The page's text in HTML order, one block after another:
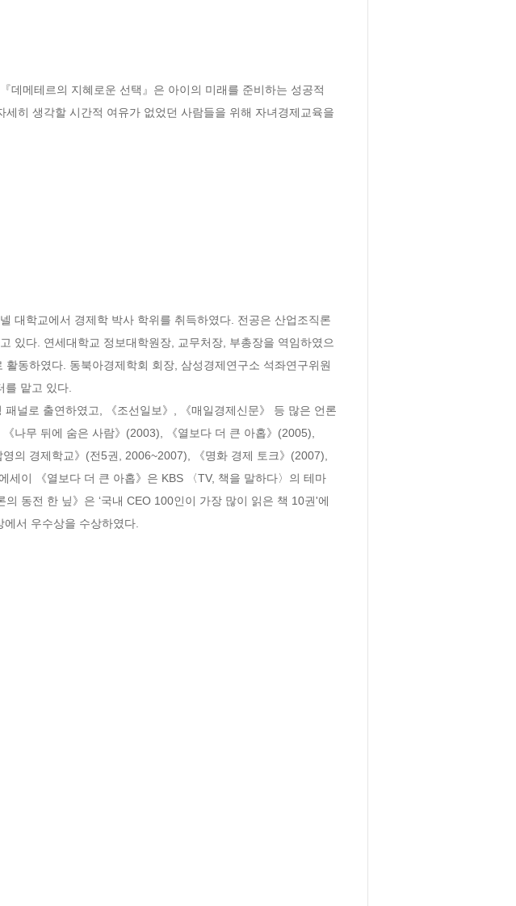
데메테르의 지혜로운 선택』은 아이의 미래를 준비하는 성공적
히 생각할 시간적 여유가 없었던 사람들을 위해 자녀경제교육을
대학교에서 경제학 박사 학위를 취득하였다. 전공은 산업조직론
있다. 연세대학교 정보대학원장, 교무처장, 부총장을 역임하였으
동하였다. 동북아경제학회 회장, 삼성경제연구소 석좌연구위원
맡고 있다.
널로 출연하였고, 《조선일보》, 《매일경제신문》 등 많은 언론
나무 뒤에 숨은 사람》(2003), 《열보다 더 큰 아홉》(2005),
의 경제학교》(전5권, 2006~2007), 《명화 경제 토크》(2007),
세이 《열보다 더 큰 아홉》은 KBS 〈TV, 책을 말하다〉의 테마
동전 한 닢》은 ‘국내 CEO 100인이 가장 많이 읽은 책 10권'에
서 우수상을 수상하였다.